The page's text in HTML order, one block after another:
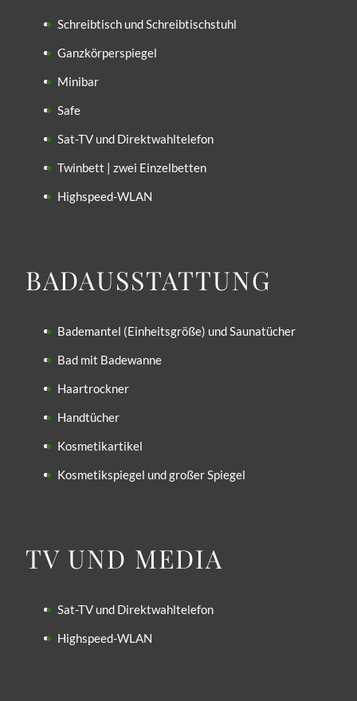
Schreibtisch und Schreibtischstuhl
Ganzkörperspiegel
Minibar
Safe
Sat-TV und Direktwahltelefon
Twinbett | zwei Einzelbetten
Highspeed-WLAN
BADAUS­STATTUNG
Bademantel (Einheitsgröße) und Saunatücher
Bad mit Badewanne
Haartrockner
Handtücher
Kosmetikartikel
Kosmetikspiegel und großer Spiegel
TV UND MEDIA
Sat-TV und Direktwahltelefon
Highspeed-WLAN